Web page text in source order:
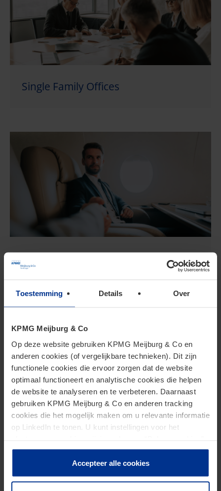
Toestemming Details Over
KPMG Meijburg & Co
Op deze website gebruiken KPMG Meijburg & Co en
anderen cookies (of vergelijkbare technieken). Dit zijn
functionele cookies die ervoor zorgen dat de website
optimaal functioneert en analytische cookies die helpen
de website te analyseren en te verbeteren. Daarnaast
gebruiken KPMG Meijburg & Co en anderen tracking
cookies die het mogelijk maken om u relevante informatie
op LinkedIn te tonen. U kunt instellingen voor het
te klikken. Als u op “Accepteer alle cookies” klikt, geeft u
toestemming voor het gebruik van alle cookies. Deze
toestemming kunt u altijd weer intrekken.
Accepteer alle cookies
Single Family Offices
Bedrijfsopvolgingsregeling